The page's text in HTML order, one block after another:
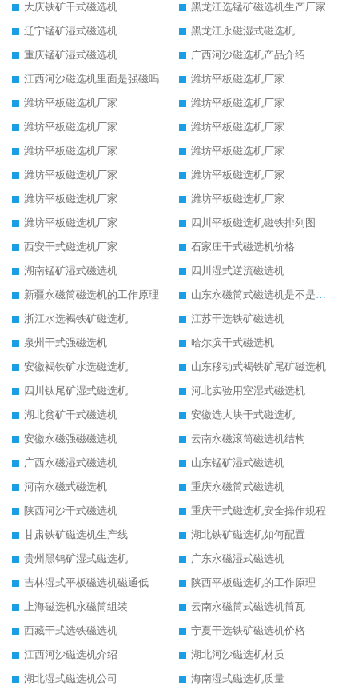
大庆铁矿干式磁选机
黑龙江选锰矿磁选机生产厂家
辽宁锰矿湿式磁选机
黑龙江永磁湿式磁选机
重庆锰矿湿式磁选机
广西河沙磁选机产品介绍
江西河沙磁选机里面是强磁吗
潍坊平板磁选机厂家
潍坊平板磁选机厂家
潍坊平板磁选机厂家
潍坊平板磁选机厂家
潍坊平板磁选机厂家
潍坊平板磁选机厂家
潍坊平板磁选机厂家
潍坊平板磁选机厂家
潍坊平板磁选机厂家
潍坊平板磁选机厂家
潍坊平板磁选机厂家
潍坊平板磁选机厂家
四川平板磁选机磁铁排列图
西安干式磁选机厂家
石家庄干式磁选机价格
湖南锰矿湿式磁选机
四川湿式逆流磁选机
新疆永磁筒磁选机的工作原理
山东永磁筒式磁选机是不是强磁
浙江水选褐铁矿磁选机
江苏干选铁矿磁选机
泉州干式强磁选机
哈尔滨干式磁选机
安徽褐铁矿水选磁选机
山东移动式褐铁矿尾矿磁选机
四川钛尾矿湿式磁选机
河北实验用室湿式磁选机
湖北贫矿干式磁选机
安徽选大块干式磁选机
安徽永磁强磁磁选机
云南永磁滚筒磁选机结构
广西永磁湿式磁选机
山东锰矿湿式磁选机
河南永磁式磁选机
重庆永磁筒式磁选机
陕西河沙干式磁选机
重庆干式磁选机安全操作规程
甘肃铁矿磁选机生产线
湖北铁矿磁选机如何配置
贵州黑钨矿湿式磁选机
广东永磁湿式磁选机
吉林湿式平板磁选机磁通低
陕西平板磁选机的工作原理
上海磁选机永磁筒组装
云南永磁筒式磁选机筒瓦
西藏干式选铁磁选机
宁夏干选铁矿磁选机价格
江西河沙磁选机介绍
湖北河沙磁选机材质
湖北湿式磁选机公司
海南湿式磁选机质量